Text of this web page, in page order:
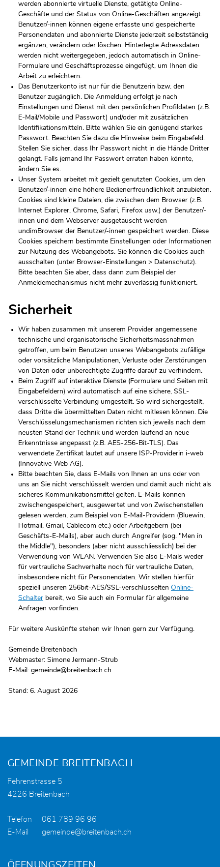
werden abonnierte virtuelle Dienste, getätigte Online-
Geschäfte und der Status von Online-Geschäften angezeigt.
Benutzer/-innen können eigene erfasste und gespeicherte
Personendaten und abonnierte Dienste jederzeit selbstständig
ergänzen, verändern oder löschen. Hinterlegte Adressdaten
werden nicht weitergegeben, jedoch automatisch in Online-
Formulare und Geschäftsprozesse eingefügt, um Ihnen die
Arbeit zu erleichtern.
Das Benutzerkonto ist nur für die Benutzerin bzw. den
Benutzer zugänglich. Die Anmeldung erfolgt je nach
Einstellungen und Dienst mit den persönlichen Profildaten (z.B.
E-Mail/Mobile und Passwort) und/oder mit zusätzlichen
Identifikationsmitteln. Bitte wählen Sie ein genügend starkes
Passwort. Beachten Sie dazu die Hinweise beim Eingabefeld.
Stellen Sie sicher, dass Ihr Passwort nicht in die Hände Dritter
gelangt. Falls jemand Ihr Passwort erraten haben könnte,
ändern Sie es.
Unser System arbeitet mit gezielt genutzten Cookies, um den
Benutzer/-innen eine höhere Bedienerfreundlichkeit anzubieten.
Cookies sind kleine Dateien, die zwischen dem Browser (z.B.
Internet Explorer, Chrome, Safari, Firefox usw.) der Benutzer/-
innen und dem Webserver ausgetauscht werden
undimBrowser der Benutzer/-innen gespeichert werden. Diese
Cookies speichern bestimmte Einstellungen oder Informationen
zur Nutzung des Webangebots. Sie können die Cookies auch
ausschalten (unter Browser-Einstellungen > Datenschutz).
Bitte beachten Sie aber, dass dann zum Beispiel der
Anmeldemechanismus nicht mehr zuverlässig funktioniert.
Sicherheit
Wir haben zusammen mit unserem Provider angemessene
technische und organisatorische Sicherheitsmassnahmen
getroffen, um beim Benutzen unseres Webangebots zufällige
oder vorsätzliche Manipulationen, Verluste oder Zerstörungen
von Daten oder unberechtigte Zugriffe darauf zu verhindern.
Beim Zugriff auf interaktive Dienste (Formulare und Seiten mit
Eingabefeldern) wird automatisch auf eine sichere, SSL-
verschlüsselte Verbindung umgestellt. So wird sichergestellt,
dass Dritte die übermittelten Daten nicht mitlesen können. Die
Verschlüsselungsmechanismen richten sich jeweils nach dem
neusten Stand der Technik und werden laufend an neue
Erkenntnisse angepasst (z.B. AES-256-Bit-TLS). Das
verwendete Zertifikat lautet auf unsere ISP-Providerin i-web
(Innovative Web AG).
Bitte beachten Sie, dass E-Mails von Ihnen an uns oder von
uns an Sie nicht verschlüsselt werden und damit auch nicht als
sicheres Kommunikationsmittel gelten. E-Mails können
zwischengespeichert, ausgewertet und von Zwischenstellen
gelesen werden, zum Beispiel von E-Mail-Providern (Bluewin,
Hotmail, Gmail, Cablecom etc.) oder Arbeitgebern (bei
Geschäfts-E-Mails), aber auch durch Angreifer (sog. "Men in
the Middle"), besonders (aber nicht ausschliesslich) bei der
Verwendung von WLAN. Verwenden Sie also E-Mails weder
für vertrauliche Sachverhalte noch für vertrauliche Daten,
insbesondere nicht für Personendaten. Wir stellen hierfür
speziell unseren 256bit-AES/SSL-verschlüsselten Online-
Schalter bereit, wo Sie auch ein Formular für allgemeine
Anfragen vorfinden.
Für weitere Auskünfte stehen wir Ihnen gern zur Verfügung.
Gemeinde Breitenbach
Webmaster: Simone Jermann-Strub
E-Mail: gemeinde@breitenbach.ch
Stand: 6. August 2026
Fusszeile
GEMEINDE BREITENBACH
Fehrenstrasse 5
4226 Breitenbach
Telefon
061 789 96 96
E-Mail
gemeinde@breitenbach.ch
ÖFFNUNGSZEITEN